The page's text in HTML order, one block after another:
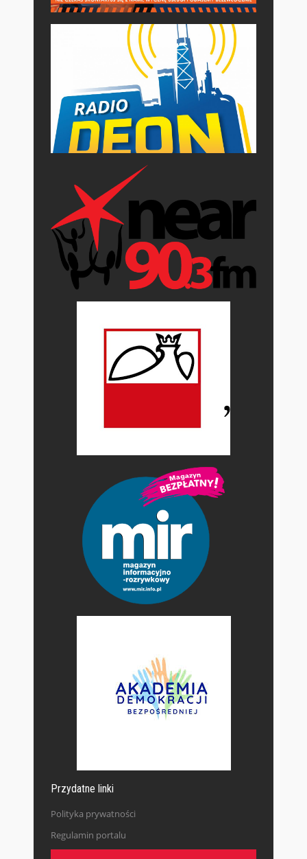
Przydatne linki
Polityka prywatności
Regulamin portalu